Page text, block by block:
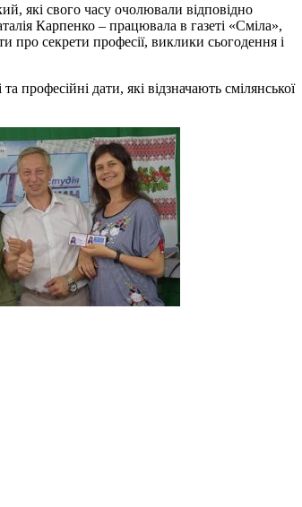
які свого часу очолювали відповідно
Карпенко – працювала в газеті «Сміла»,
про секрети професії, виклики сьогодення і
професійні дати, які відзначають смілянської